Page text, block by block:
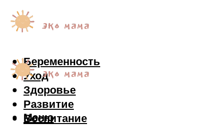
Беременность
Уход
Здоровье
Развитие
Воспитание
Меню